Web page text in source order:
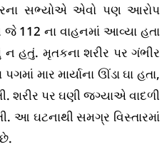
સભ્યોએ એવો પણ આરોપ
જે 112 ના વાહનમાં આવ્યા હતા
હતું. મૃતકના શરીર પર ગંભીર
માર માર્યાના ઊંડા ઘા હતા,
શરીર પર ઘણી જગ્યાએ વાદળી
આ ઘટનાથી સમગ્ર વિસ્તારમાં